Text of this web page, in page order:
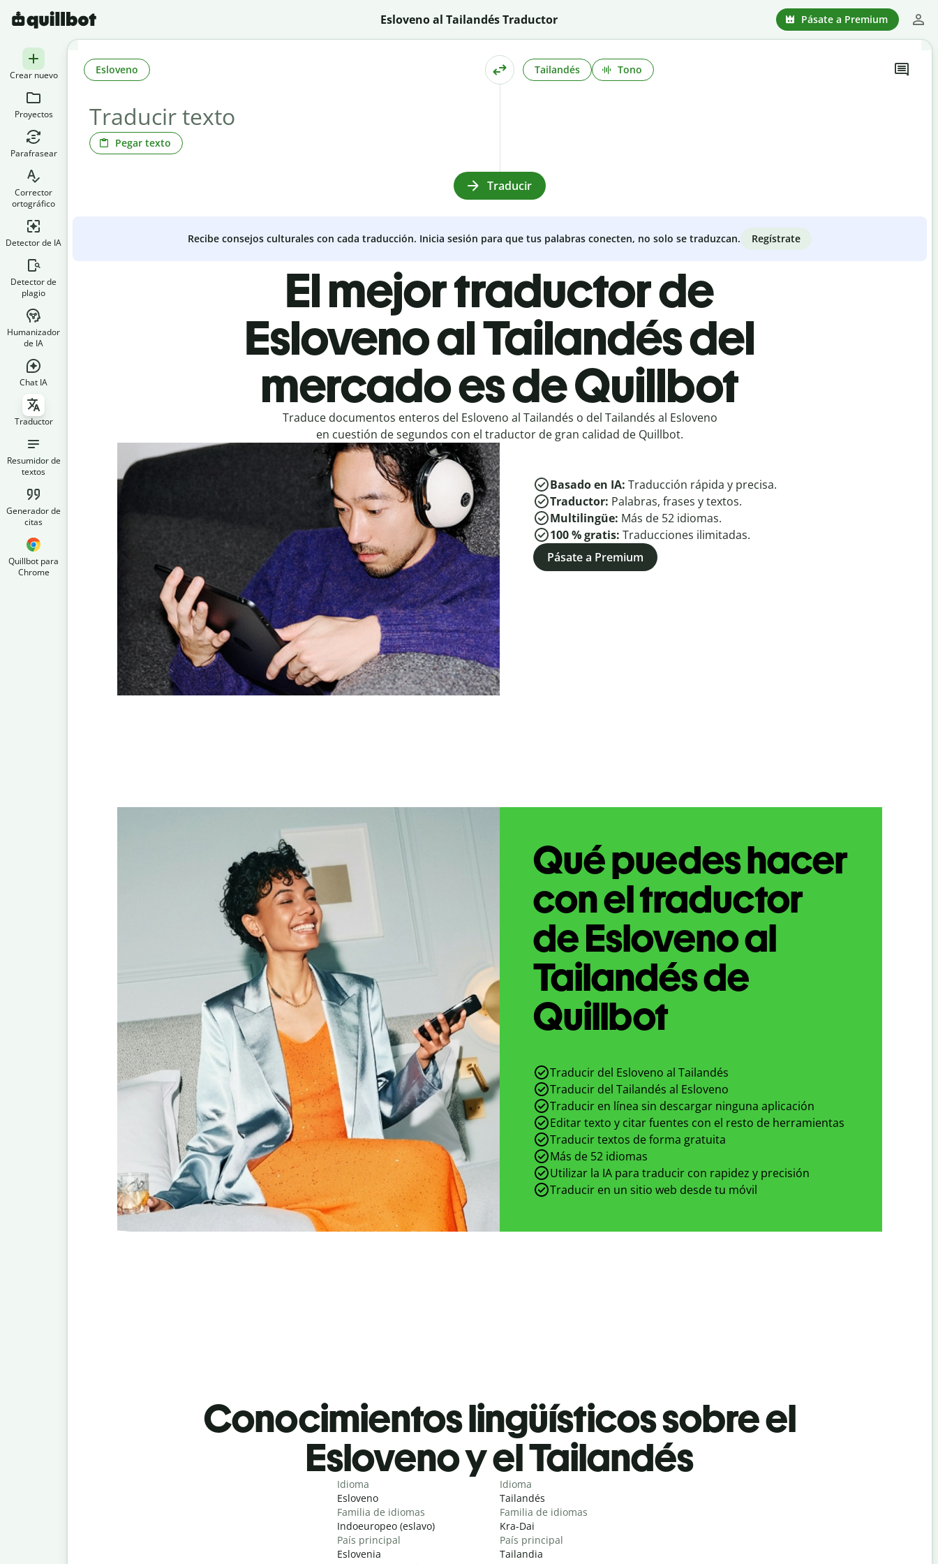
Esloveno al Tailandés Traductor Pásate a Premium
Crear nuevo
Proyectos
Parafrasear
Corrector
ortográfico
Detector de IA
Detector de
plagio
Humanizador
de IA
Chat IA
Traductor
Resumidor de
textos
Generador de
citas
Quillbot para
Chrome
Pegar texto
Esloveno Tailandés Tono
Traducir
Recibe consejos culturales con cada traducción. Inicia sesión para que tus palabras conecten, no solo se traduzcan. Regístrate
El mejor traductor de
Esloveno al Tailandés del
mercado es de Quillbot
Traduce documentos enteros del Esloveno al Tailandés o del Tailandés al Esloveno
en cuestión de segundos con el traductor de gran calidad de Quillbot.
Basado en IA: Traducción rápida y precisa.
Traductor: Palabras, frases y textos.
Multilingüe: Más de 52 idiomas.
100 % gratis: Traducciones ilimitadas.
Pásate a Premium
Qué puedes hacer
con el traductor
de Esloveno al
Tailandés de
Quillbot
Traducir del Esloveno al Tailandés
Traducir del Tailandés al Esloveno
Traducir en línea sin descargar ninguna aplicación
Editar texto y citar fuentes con el resto de herramientas
Traducir textos de forma gratuita
Más de 52 idiomas
Utilizar la IA para traducir con rapidez y precisión
Traducir en un sitio web desde tu móvil
Conocimientos lingüísticos sobre el
Esloveno y el Tailandés
Idioma
Esloveno
Familia de idiomas
Indoeuropeo (eslavo)
País principal
Eslovenia
Idioma
Tailandés
Familia de idiomas
Kra-Dai
País principal
Tailandia